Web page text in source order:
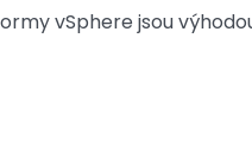
vSphere jsou